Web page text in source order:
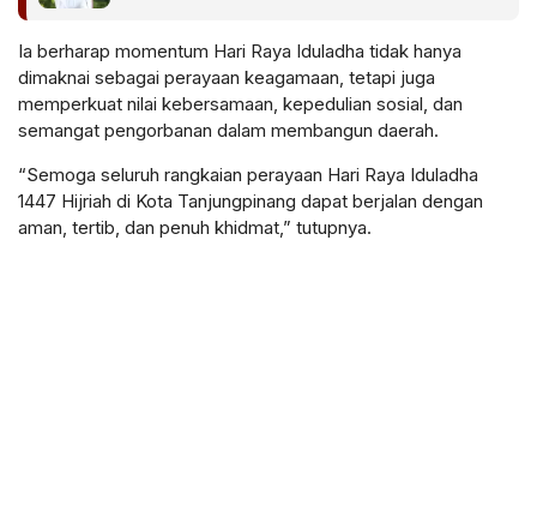
Ia berharap momentum Hari Raya Iduladha tidak hanya
dimaknai sebagai perayaan keagamaan, tetapi juga
memperkuat nilai kebersamaan, kepedulian sosial, dan
semangat pengorbanan dalam membangun daerah.
“Semoga seluruh rangkaian perayaan Hari Raya Iduladha
1447 Hijriah di Kota Tanjungpinang dapat berjalan dengan
aman, tertib, dan penuh khidmat,” tutupnya.